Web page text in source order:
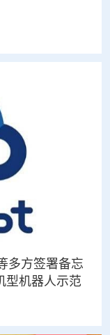
多方签署备忘
型机器人示范